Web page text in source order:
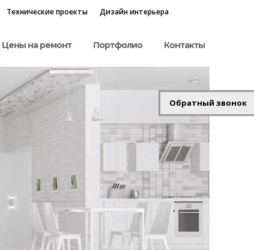
Технические проекты Дизайн интерьера
Цены на ремонт Портфолио Контакты
Обратный звонок